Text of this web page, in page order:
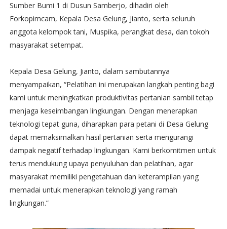
Sumber Bumi 1 di Dusun Samberjo, dihadiri oleh
Forkopimcam, Kepala Desa Gelung, Jianto, serta seluruh
anggota kelompok tani, Muspika, perangkat desa, dan tokoh
masyarakat setempat.
Kepala Desa Gelung, Jianto, dalam sambutannya
menyampaikan, “Pelatihan ini merupakan langkah penting bagi
kami untuk meningkatkan produktivitas pertanian sambil tetap
menjaga keseimbangan lingkungan. Dengan menerapkan
teknologi tepat guna, diharapkan para petani di Desa Gelung
dapat memaksimalkan hasil pertanian serta mengurangi
dampak negatif terhadap lingkungan. Kami berkomitmen untuk
terus mendukung upaya penyuluhan dan pelatihan, agar
masyarakat memiliki pengetahuan dan keterampilan yang
memadai untuk menerapkan teknologi yang ramah
lingkungan.”